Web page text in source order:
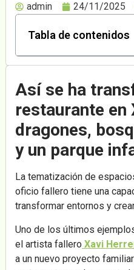
admin 24/11/2025
Tabla de contenidos
Así se ha
restaurante en
dragones,
y un parque
La tematización de
oficio fallero tiene una
transformar entornos y
Uno de los últimos
el artista fallero Xavi
a un nuevo proyecto